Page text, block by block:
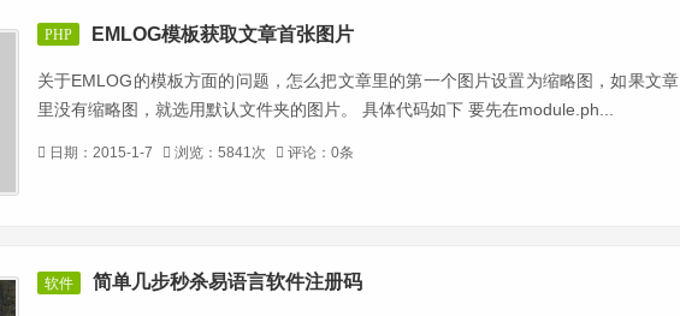
PHP EMLOG模板获取文章首张图片
关于EMLOG的模板方面的问题，怎么把文章里的第一个图片设置为缩略图，如果文章
里没有缩略图，就选用默认文件夹的图片。 具体代码如下 要先在module.ph...
日期：2015-1-7 浏览：5841次 评论：0条
软件 简单几步秒杀易语言软件注册码